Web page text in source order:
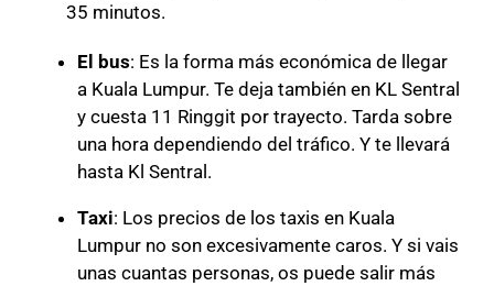
35 minutos.
El bus: Es la forma más económica de llegar
a Kuala Lumpur. Te deja también en KL Sentral
y cuesta 11 Ringgit por trayecto. Tarda sobre
una hora dependiendo del tráfico. Y te llevará
hasta Kl Sentral.
Taxi: Los precios de los taxis en Kuala
Lumpur no son excesivamente caros. Y si vais
unas cuantas personas, os puede salir más